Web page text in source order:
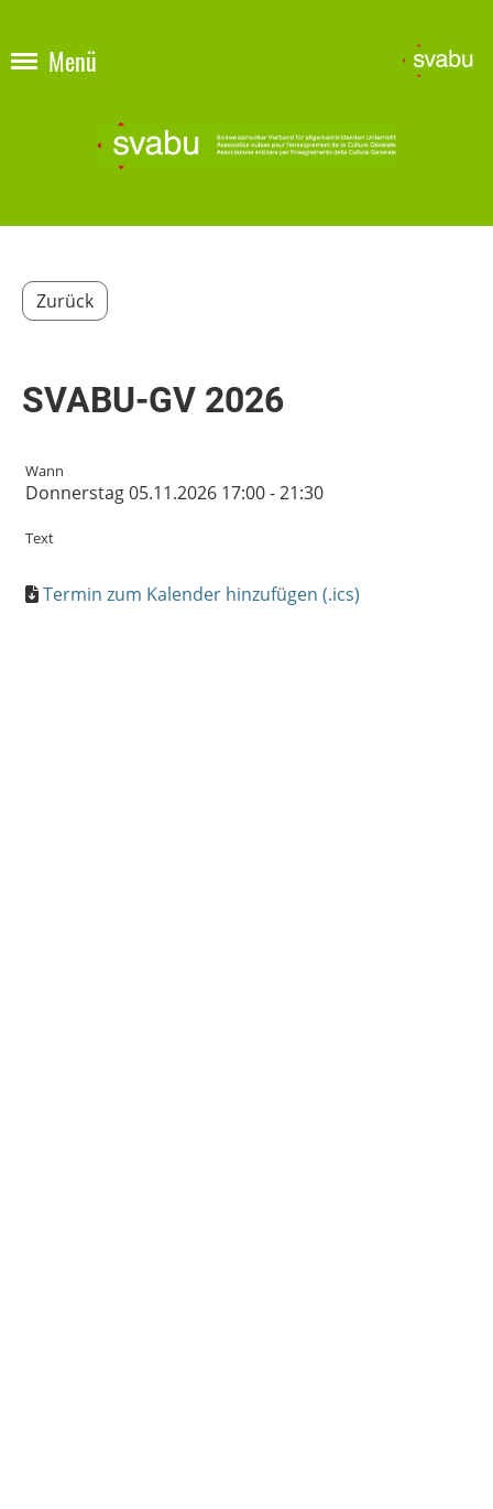
Menü
Zurück
SVABU-GV 2026
Wann
Donnerstag 05.11.2026 17:00 - 21:30
Text
Termin zum Kalender hinzufügen (.ics)